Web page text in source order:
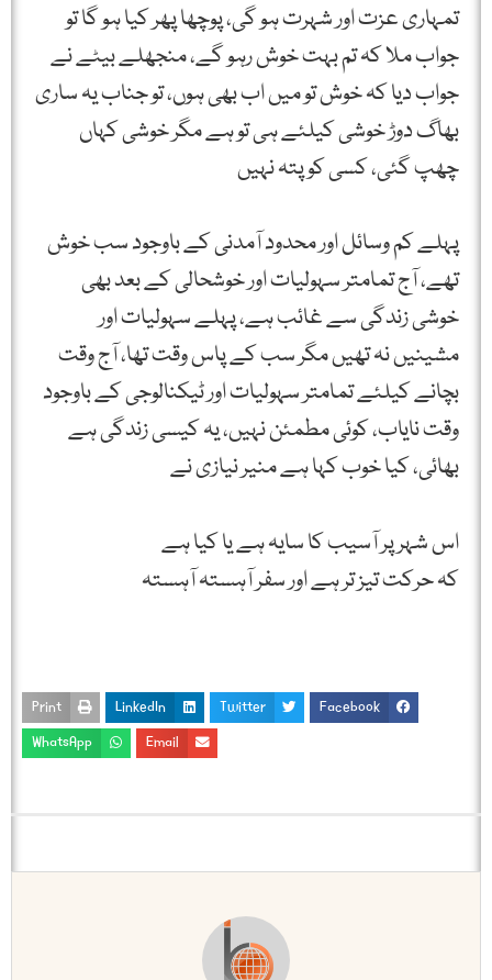
تمہاری عزت اور شہرت ہو گی، پوچھا پھر کیا ہو گا تو
جواب ملا کہ تم بہت خوش رہو گے، منجھلے بیٹے نے
جواب دیا کہ خوش تو میں اب بھی ہوں، تو جناب یہ ساری
بھاگ دوڑ خوشی کیلئے ہی تو ہے مگر خوشی کہاں
چھپ گئی، کسی کو پتہ نہیں
پہلے کم وسائل اور محدود آمدنی کے باوجود سب خوش
تھے، آج تمامتر سہولیات اور خوشحالی کے بعد بھی
خوشی زندگی سے غائب ہے، پہلے سہولیات اور
مشینیں نہ تھیں مگر سب کے پاس وقت تھا، آج وقت
بچانے کیلئے تمامتر سہولیات اور ٹیکنالوجی کے باوجود
وقت نایاب، کوئی مطمئن نہیں، یہ کیسی زندگی ہے
بھائی، کیا خوب کہا ہے منیر نیازی نے
اس شہر پر آسیب کا سایہ ہے یا کیا ہے
کہ حرکت تیز تر ہے اور سفر آہستہ آہستہ
Facebook
Twitter
LinkedIn
Print
Email
WhatsApp